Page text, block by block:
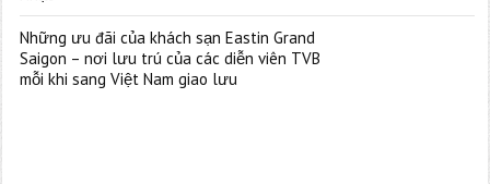
Những ưu đãi của khách sạn Eastin Grand
Saigon – nơi lưu trú của các diễn viên TVB
mỗi khi sang Việt Nam giao lưu